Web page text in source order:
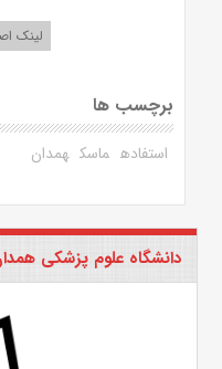
لینک
برچسب ها
استفاده ماسک همدان
دانشگاه علوم پزشکی